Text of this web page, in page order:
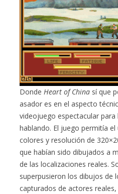
DondeHeart of China sí que
asador es en el aspecto
videojuego espectacular
hablando. El juego permitía
colores y resolución de
que habían sido dibujados a
de las localizaciones reales.
superpusieron los dibujos de
capturados de actores